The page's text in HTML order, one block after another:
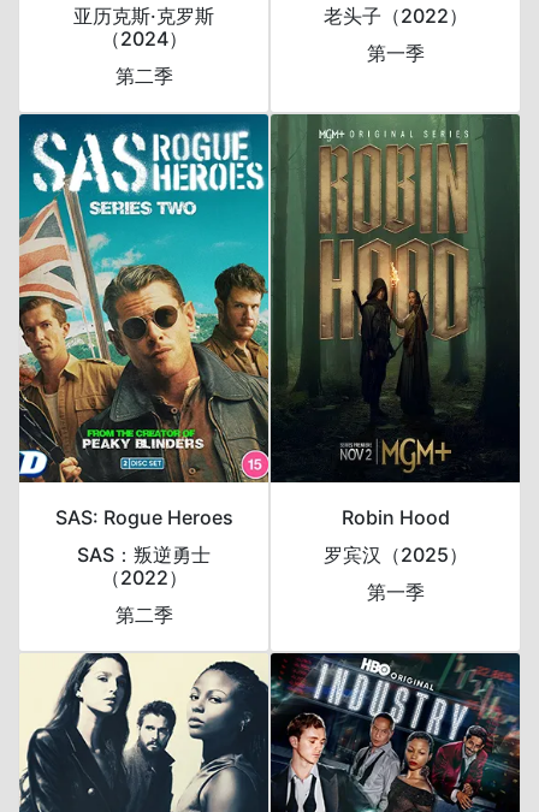
亚历克斯·克罗斯
（2024）
第二季
老头子（2022）
第一季
SAS: Rogue Heroes
SAS：叛逆勇士
（2022）
第二季
Robin Hood
罗宾汉（2025）
第一季